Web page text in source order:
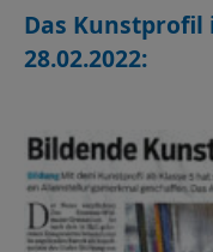
Das Kunstprofil
28.02.2022: